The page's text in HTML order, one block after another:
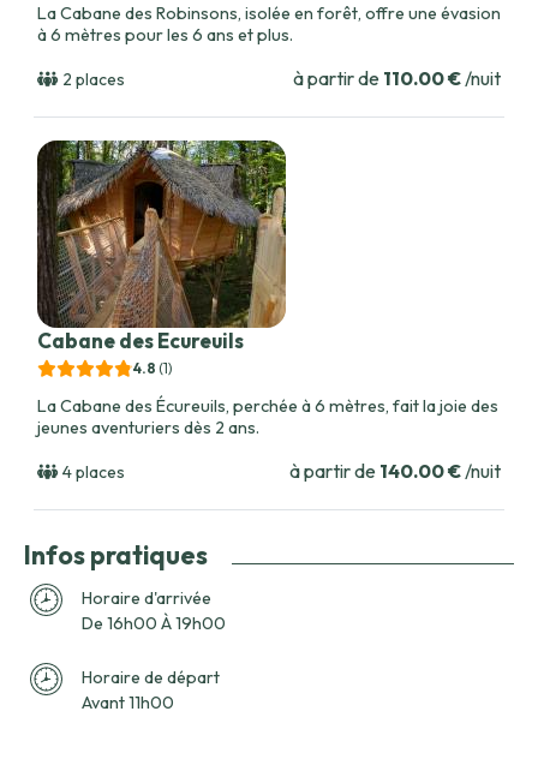
La Cabane des Robinsons, isolée en forêt, offre une évasion
à 6 mètres pour les 6 ans et plus.
2 places à partir de 110.00 €/nuit
Cabane des Ecureuils
4.8 (1)
La Cabane des Écureuils, perchée à 6 mètres, fait la joie des
jeunes aventuriers dès 2 ans.
4 places à partir de 140.00 €/nuit
Infos pratiques
Horaire d'arrivée
De 16h00 À 19h00
Horaire de départ
Avant 11h00